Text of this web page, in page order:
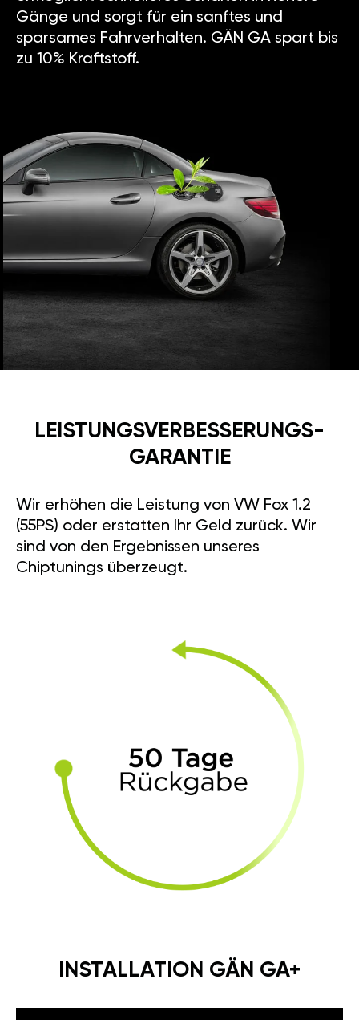
Gänge und sorgt für ein sanftes und
sparsames Fahrverhalten. GÄN GA spart bis
zu 10% Kraftstoff.
LEISTUNGSVERBESSE­RUNGS­
GARANTIE
Wir erhöhen die Leistung von VW Fox 1.2
(55PS) oder erstatten Ihr Geld zurück. Wir
sind von den Ergebnissen unseres
Chiptunings überzeugt.
INSTALLATION GÄN GA+